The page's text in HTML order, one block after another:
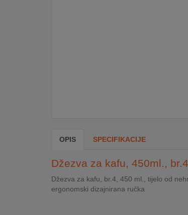
KLIMATIZACIJA
OPIS SPECIFIKACIJE
Džezva za kafu, 450ml., br.4
Džezva za kafu, br.4, 450 ml., tijelo od
ergonomski dizajnirana ručka